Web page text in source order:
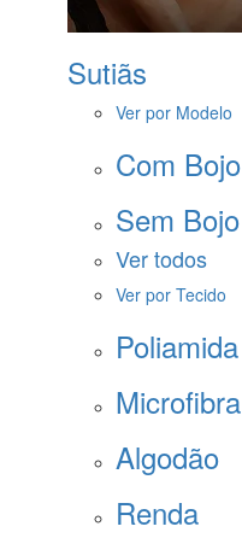
Sutiãs
Ver por Modelo
Com Bojo
Sem Bojo
Ver todos
Ver por Tecido
Poliamida
Microfibra
Algodão
Renda